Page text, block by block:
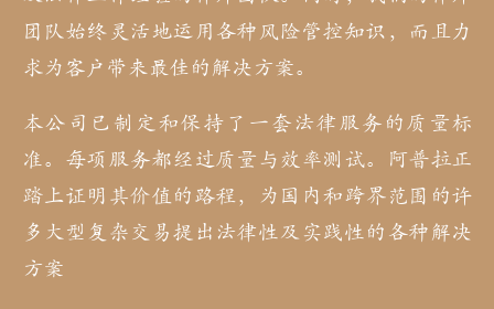
团队始终灵活地运用各种风险管控知识，而且力
求为客户带来最佳的解决方案。
本公司已制定和保持了一套法律服务的质量标
准。每项服务都经过质量与效率测试。阿普拉正
踏上证明其价值的路程，为国内和跨界范围的许
多大型复杂交易提出法律性及实践性的各种解决
方案